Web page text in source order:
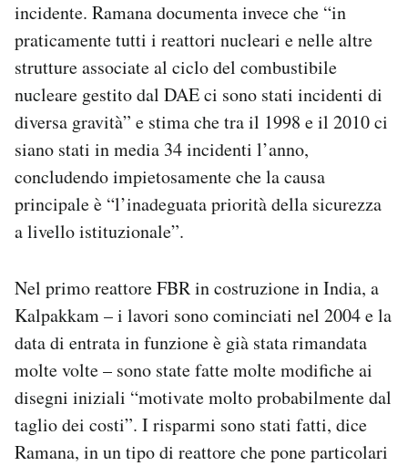
incidente. Ramana documenta invece che “in
praticamente tutti i reattori nucleari e nelle altre
strutture associate al ciclo del combustibile
nucleare gestito dal DAE ci sono stati incidenti di
diversa gravità” e stima che tra il 1998 e il 2010 ci
siano stati in media 34 incidenti l’anno,
concludendo impietosamente che la causa
principale è “l’inadeguata priorità della sicurezza
a livello istituzionale”.
Nel primo reattore FBR in costruzione in India, a
Kalpakkam – i lavori sono cominciati nel 2004 e la
data di entrata in funzione è già stata rimandata
molte volte – sono state fatte molte modifiche ai
disegni iniziali “motivate molto probabilmente dal
taglio dei costi”. I risparmi sono stati fatti, dice
Ramana, in un tipo di reattore che pone particolari